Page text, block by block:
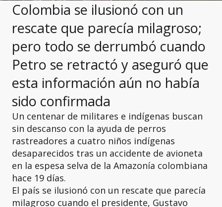
Colombia se ilusionó con un
rescate que parecía milagroso;
pero todo se derrumbó cuando
Petro se retractó y aseguró que
esta información aún no había
sido confirmada
Un centenar de militares e indígenas buscan
sin descanso con la ayuda de perros
rastreadores a cuatro niños indígenas
desaparecidos tras un accidente de avioneta
en la espesa selva de la Amazonía colombiana
hace 19 días.
El país se ilusionó con un rescate que parecía
milagroso cuando el presidente, Gustavo